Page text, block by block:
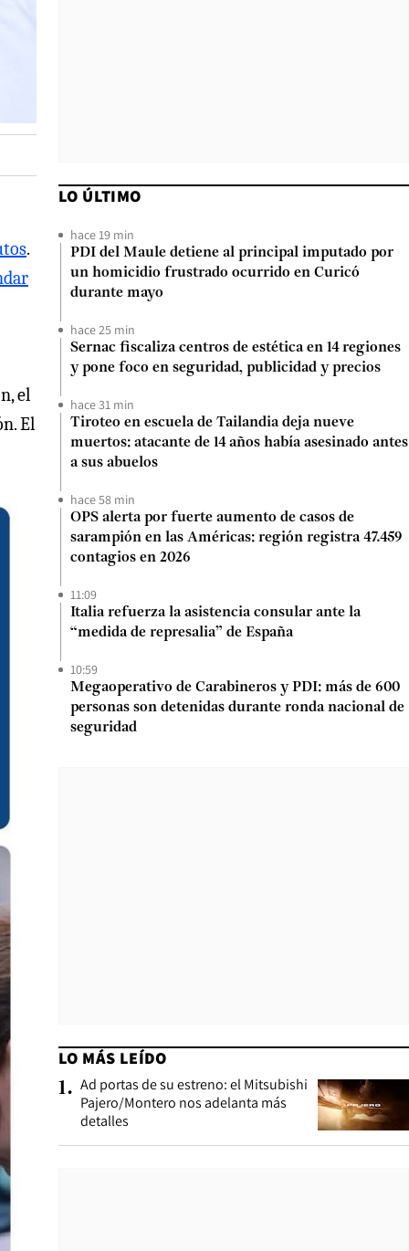
.
el
El
LO ÚLTIMO
hace 19 min
PDI del Maule detiene al principal imputado por
un homicidio frustrado ocurrido en Curicó
durante mayo
hace 25 min
Sernac fiscaliza centros de estética en 14 regiones
y pone foco en seguridad, publicidad y precios
hace 31 min
Tiroteo en escuela de Tailandia deja nueve
muertos: atacante de 14 años había asesinado antes
a sus abuelos
hace 58 min
OPS alerta por fuerte aumento de casos de
sarampión en las Américas: región registra 47.459
contagios en 2026
11:09
Italia refuerza la asistencia consular ante la
“medida de represalia” de España
10:59
Megaoperativo de Carabineros y PDI: más de 600
personas son detenidas durante ronda nacional de
seguridad
LO MÁS LEÍDO
1. Ad portas de su estreno: el Mitsubishi
Pajero/Montero nos adelanta más
detalles